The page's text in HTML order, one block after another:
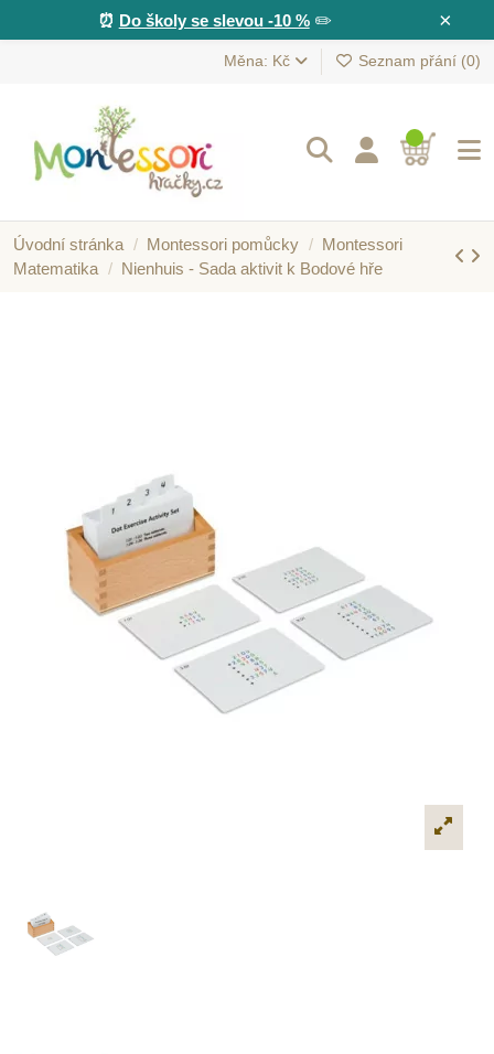
×
⏰ Do školy se slevou -10 %✏️
Měna: Kč Seznam přání (0)
Úvodní stránka Montessori pomůcky
Montessori
Matematika
Nienhuis - Sada aktivit k Bodové hře